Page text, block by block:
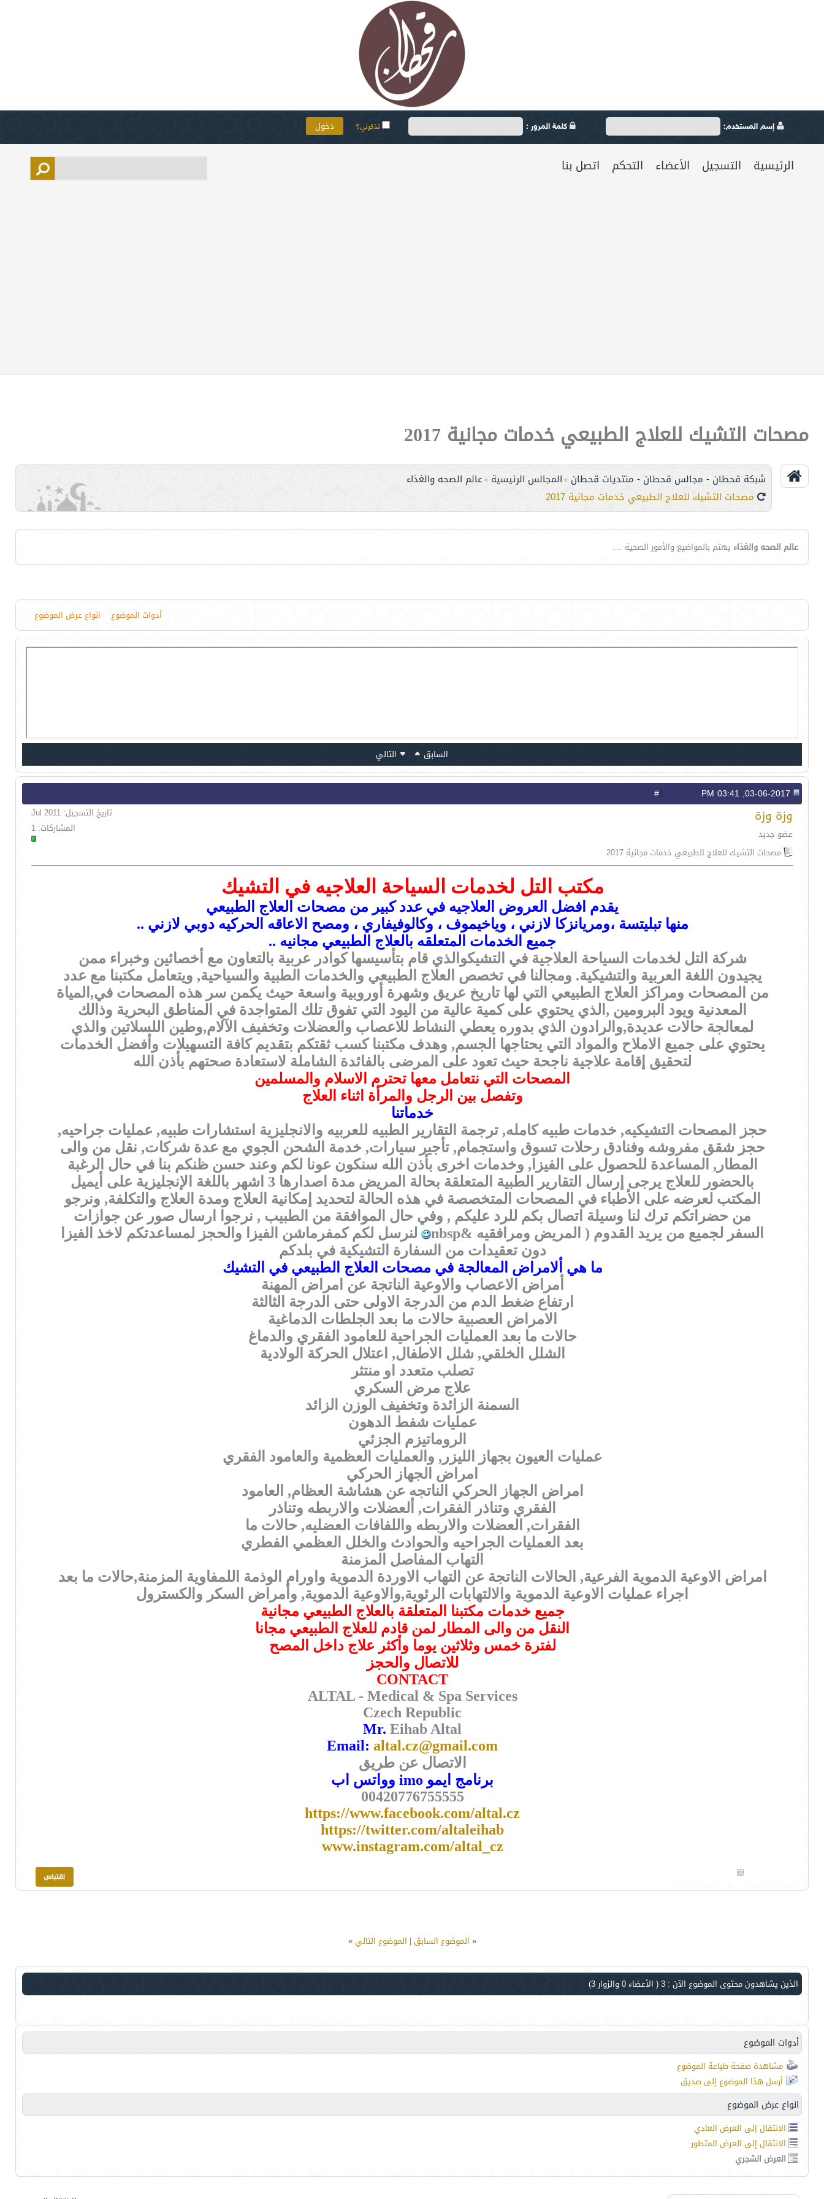
إسم المستخدم: كلمة المرور : تذكرني؟
الرئيسية التسجيل الأعضاء التحكم اتصل بنا
مصحات التشيك للعلاج الطبيعي خدمات مجانية 2017
شبكة قحطان - مجالس قحطان - منتديات قحطان > المجالس الرئيسية > عالم الصحه والغذاء
مصحات التشيك للعلاج الطبيعي خدمات مجانية 2017
عالم الصحه والغذاء يهتم بالمواضيع والأمور الصحية ....
أدوات الموضوع انواع عرض الموضوع
السابق التالي
1
وزة وزة
عضو جديد
تاريخ التسجيل: Jul 2011
المشاركات: 1
مصحات التشيك للعلاج الطبيعي خدمات مجانية 2017
مكتب التل لخدمات السياحة العلاجيه في التشيك
يقدم افضل العروض العلاجيه في عدد كبير من مصحات العلاج الطبيعي
منها تبليتسة ،ومريانزكا لازني ، وياخيموف ، وكالوفيفاري ، ومصح الاعاقه الحركيه دوبي لازني ..
جميع الخدمات المتعلقه بالعلاج الطبيعي مجانيه ..
شركة التل لخدمات السياحة العلاجية في التشيكوالذي قام بتأسيسها كوادر عربية بالتعاون مع أخصائين وخبراء ممن
يجيدون اللغة العربية والتشيكية. ومجالنا في تخصص العلاج الطبيعي والخدمات الطبية والسياحية, ويتعامل مكتبنا مع عدد
من المصحات ومراكز العلاج الطبيعي التي لها تاريخ عريق وشهرة أوروبية واسعة حيث يكمن سر هذه المصحات في,المياة
المعدنية ويود البرومين ,الذي يحتوي على كمية عالية من اليود التي تفوق تلك المتواجدة في المناطق البحرية وذالك
لمعالجة حالات عديدة,والرادون الذي بدوره يعطي النشاط للاعصاب والعضلات وتخفيف الآلام,وطين اللسلاتين والذي
يحتوي على جميع الاملاح والمواد التي يحتاجها الجسم, وهدف مكتبنا كسب ثقتكم بتقديم كافة التسهيلات وأفضل الخدمات
لتحقيق إقامة علاجية ناجحة حيث تعود على المرضى بالفائدة الشاملة لاستعادة صحتهم بأذن الله
المصحات التي نتعامل معها تحترم الاسلام والمسلمين
وتفصل بين الرجل والمرأة اثناء العلاج
خدماتنا
حجز المصحات التشيكيه, خدمات طبيه كامله, ترجمة التقارير الطبيه للعربيه والانجليزية استشارات طبيه, عمليات جراحيه,
حجز شقق مفروشه وفنادق رحلات تسوق واستجمام, تأجير سيارات, خدمة الشحن الجوي مع عدة شركات, نقل من والى
المطار, المساعدة للحصول على الفيزا, وخدمات اخرى بأذن الله سنكون عونا لكم وعند حسن ظنكم بنا في حال الرغبة
بالحضور للعلاج يرجى إرسال التقارير الطبية المتعلقة بحالة المريض مدة اصدارها 3 اشهر باللغة الإنجليزية على أيميل
المكتب لعرضه على الأطباء في المصحات المتخصصة في هذه الحالة لتحديد إمكانية العلاج ومدة العلاج والتكلفة, ونرجو
من حضراتكم ترك لنا وسيلة اتصال بكم للرد عليكم , وفي حال الموافقة من الطبيب , نرجوا ارسال صور عن جوازات
السفر لجميع من يريد القدوم ( المريض ومرافقيه &nbsp
لنرسل لكم كمفرماشن الفيزا والحجز لمساعدتكم لاخذ الفيزا
دون تعقيدات من السفارة التشيكية في بلدكم
ما هي ألامراض المعالجة في مصحات العلاج الطبيعي في التشيك
أمراض الاعصاب والاوعية الناتجة عن امراض المهنة
ارتفاع ضغط الدم من الدرجة الاولى حتى الدرجة الثالثة
الامراض العصبية حالات ما بعد الجلطات الدماغية
حالات ما بعد العمليات الجراحية للعامود الفقري والدماغ
الشلل الخلقي, شلل الاطفال, اعتلال الحركة الولادية
تصلب متعدد او منتثر
علاج مرض السكري
السمنة الزائدة وتخفيف الوزن الزائد
عمليات شفط الدهون
الروماتيزم الجزئي
عمليات العيون بجهاز الليزر, والعمليات العظمية والعامود الفقري
امراض الجهاز الحركي
امراض الجهاز الحركي الناتجه عن هشاشة العظام, العامود
الفقري وتناذر الفقرات, ألعضلات والاربطه وتناذر
الفقرات, العضلات والاربطه واللفافات العضليه, حالات ما
بعد العمليات الجراحيه والحوادث والخلل العظمي الفطري
التهاب المفاصل المزمنة
امراض الاوعية الدموية الفرعية, الحالات الناتجة عن التهاب الاوردة الدموية واورام الوذمة اللمفاوية المزمنة,حالات ما بعد
اجراء عمليات الاوعية الدموية والالتهابات الرئوية,والاوعية الدموية, وأمراض السكر والكسترول
جميع خدمات مكتبنا المتعلقة بالعلاج الطبيعي مجانية
النقل من والى المطار لمن قادم للعلاج الطبيعي مجانا
لفترة خمس وثلاثين يوما وأكثر علاج داخل المصح
للاتصال والحجز
CONTACT
ALTAL - Medical & Spa Services
Czech Republic
Mr. Eihab Altal
Email: altal.cz@gmail.com
الاتصال عن طريق
برنامج ايمو imo وواتس اب
00420776755555
https://www.facebook.com/altal.cz
https://twitter.com/altaleihab
www.instagram.com/altal_cz
« الموضوع السابق| الموضوع التالي»
الذين يشاهدون محتوى الموضوع الآن : 3 ( الأعضاء 0 والزوار 3)
أدوات الموضوع
مشاهدة صفحة طباعة الموضوع
أرسل هذا الموضوع إلى صديق
انواع عرض الموضوع
الانتقال إلى العرض العادي
الانتقال إلى العرض المتطور
العرض الشجري